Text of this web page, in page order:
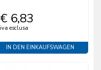
€ 6,83
iva esclusa
IN DEN EINKAUFSWAGEN